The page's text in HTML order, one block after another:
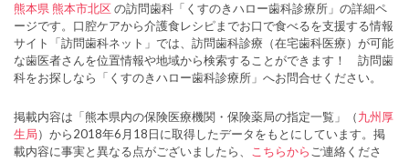
熊本県 熊本市北区の訪問歯科「くすのきハロー歯科診療所」の詳細ペ
ージです。口腔ケアから介護食レシピまでお口で食べるを支援する情報
サイト「訪問歯科ネット」では、訪問歯科診療（在宅歯科医療）が可能
な歯医者さんを位置情報や地域から検索することができます！ 訪問歯
科をお探しなら「くすのきハロー歯科診療所」へお問合せください。
掲載内容は「熊本県内の保険医療機関・保険薬局の指定一覧」（九州厚
生局）から2018年6月18日に取得したデータをもとにしています。掲
載内容に事実と異なる点がございましたら、
こちらから ご連絡くださ